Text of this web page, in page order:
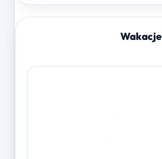
Wakacje